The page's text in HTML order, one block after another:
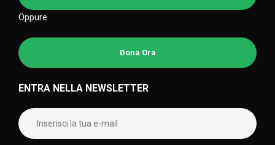
Oppure
Dona Ora
ENTRA NELLA NEWSLETTER